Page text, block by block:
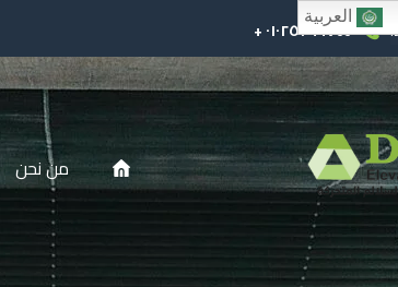
٠١٠٢٥٢٩٩٧٤٤ +
من نحن
العربية